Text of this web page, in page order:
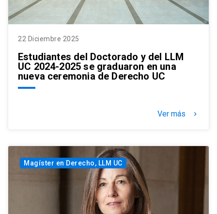
22 Diciembre 2025
Estudiantes del Doctorado y del LLM
UC 2024-2025 se graduaron en una
nueva ceremonia de Derecho UC
Ver más keyboard_arrow_right
Magíster en Derecho, LLM UC